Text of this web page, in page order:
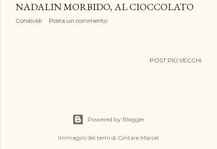
NADALIN MORBIDO, AL CIOCCOLATO
Condividi Posta un commento
POST PIÙ VECCHI
Powered by Blogger
Immagini dei temi di Gintare Marcel